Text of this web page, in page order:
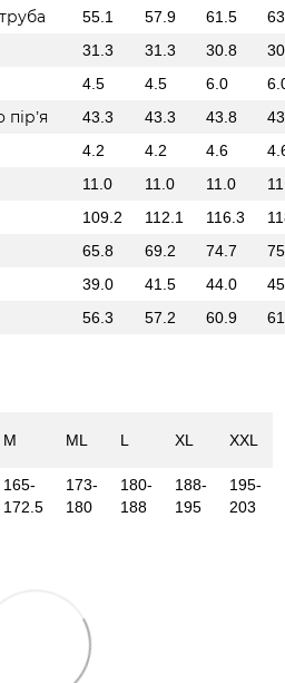
55.1 57.9 61.5
31.3 31.3 30.8
4.5 4.5 6.0
43.3 43.3 43.8
4.2 4.2 4.6
11.0 11.0 11.0
109.2 112.1 116.3
65.8 69.2 74.7
39.0 41.5 44.0
56.3 57.2 60.9
M ML L XL XXL
165-
172.5
173-
180
180-
188
188-
195
195-
203